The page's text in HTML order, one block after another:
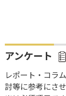
アンケート
レポート・コラ
討等に参考にさ